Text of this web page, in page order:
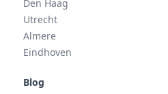
Den Haag
Utrecht
Almere
Eindhoven
Blog